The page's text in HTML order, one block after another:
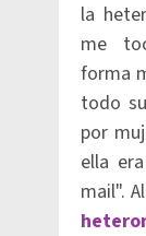
la
me
forma
todo
por
ella
mail".